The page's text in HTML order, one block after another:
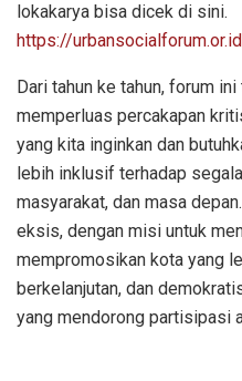
lokakarya bisa dicek di sini.
https://
Dari tahun ke tahun, forum
memperluas percakapan
yang kita inginkan dan
lebih inklusif terhadap
masyarakat, dan masa
eksis, dengan misi untuk
mempromosikan kota yang
berkelanjutan, dan
yang mendorong partisipasi